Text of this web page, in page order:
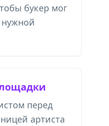
букер мог
нужной
перед
артиста